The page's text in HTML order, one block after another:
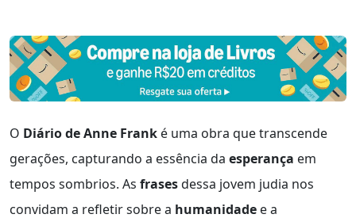
O Diário de Anne Frank é uma obra que transcende
gerações, capturando a essência da esperança em
tempos sombrios. As frasesdessa jovem judia nos
convidam a refletir sobre a humanidade e a